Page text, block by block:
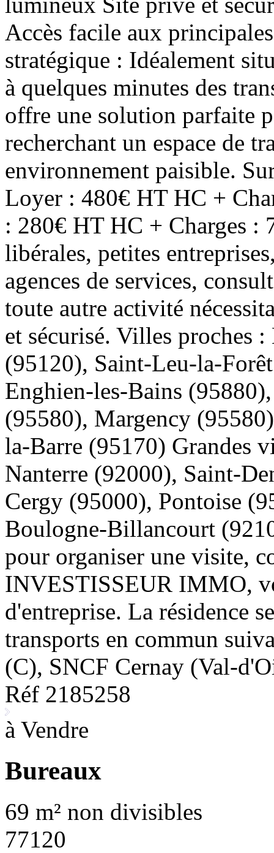
Accès facile aux
stratégique : Idéalement
à quelques minutes des
offre une solution parfaite
recherchant un espace de
environnement paisible.
Loyer : 480€ HT HC +
: 280€ HT HC + Charges :
libérales, petites
agences de services,
toute autre activité
et sécurisé. Villes proches
(95120), Saint-Leu-la-
Enghien-les-Bains
(95580), Margency
la-Barre (95170) Grandes
Nanterre (92000), Saint-
Cergy (95000), Pontoise
Boulogne-Billancourt
pour organiser une visite,
INVESTISSEUR IMMO,
d'entreprise. La résidence
transports en commun
(C), SNCF Cernay (Val-
Réf 2185258
à Vendre
Bureaux
69 m² non divisibles
77120